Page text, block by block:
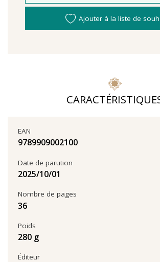
Ajouter à la liste de
EAN
9789909002100
Date de parution
01‏/10‏/2025
Poids
280 g
Éditeur
Nombre de pages
36